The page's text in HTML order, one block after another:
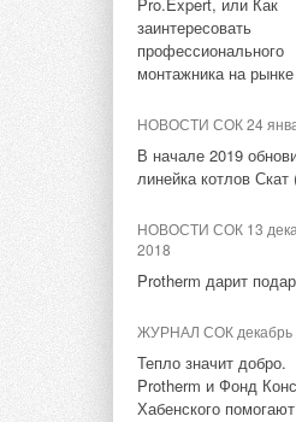
Pro.Expert, или Как
заинтересовать
профессионального
монтажника на
НОВОСТИ СОК 24
В начале 2019
линейка котлов Скат
НОВОСТИ СОК 13
2018
Protherm дарит
ЖУРНАЛ СОК декабрь
Тепло значит добро.
Protherm и Фонд
Хабенского
Hexact
НОВОСТИ СОК 27
2021
директоров Danfoss
Мадс Клаусен
Ордена Дружбы
НОВОСТИ СОК 22
2021
«Данфосс»
ЖУРНАЛ СОК сентябрь
SIRA —
тепла
Комментарии
В этой теме еще нет
Добавить